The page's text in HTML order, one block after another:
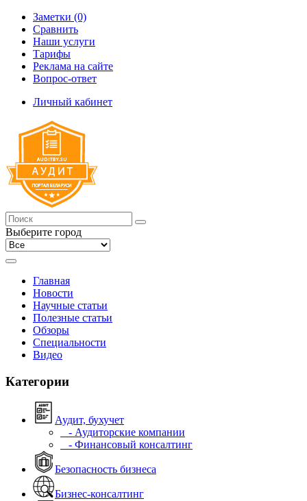
Заметки (0)
Сравнить
Наши услуги
Тарифы
Реклама на сайте
Вопрос-ответ
Личный кабинет
Выберите город
Главная
Новости
Научные статьи
Полезные статьи
Обзоры
Специальности
Видео
Категории
Аудит, бухучет
- Аудиторские компании
- Финансовый консалтинг
Безопасность бизнеса
Бизнес-консалтинг